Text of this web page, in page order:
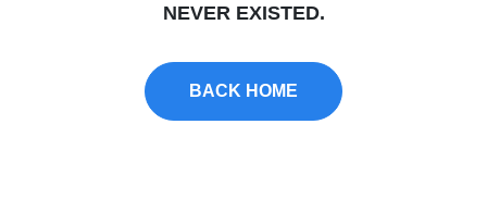
NEVER EXISTED.
BACK HOME